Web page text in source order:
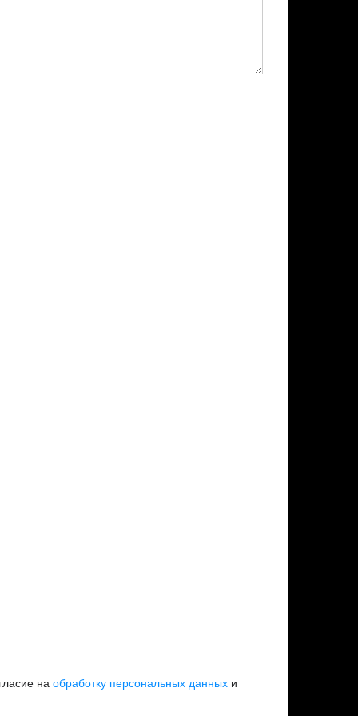
на обработку персональных данных и